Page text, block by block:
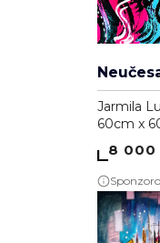
Jarmila
60cm x
8 000